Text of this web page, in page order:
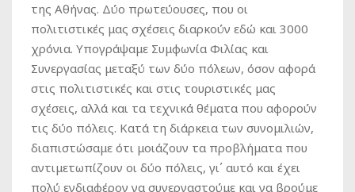
της Αθήνας. Δύο πρωτεύουσες, που οι
πολιτιστικές μας σχέσεις διαρκούν εδώ και 3000
χρόνια. Υπογράψαμε Συμφωνία Φιλίας και
Συνεργασίας μεταξύ των δύο πόλεων, όσον αφορά
στις πολιτιστικές και στις τουριστικές μας
σχέσεις, αλλά και τα τεχνικά θέματα που αφορούν
τις δύο πόλεις. Κατά τη διάρκεια των συνομιλιών,
διαπιστώσαμε ότι μοιάζουν τα προβλήματα που
αντιμετωπίζουν οι δύο πόλεις, γι΄ αυτό και έχει
πολύ ενδιαφέρον να συνεργαστούμε και να βρούμε